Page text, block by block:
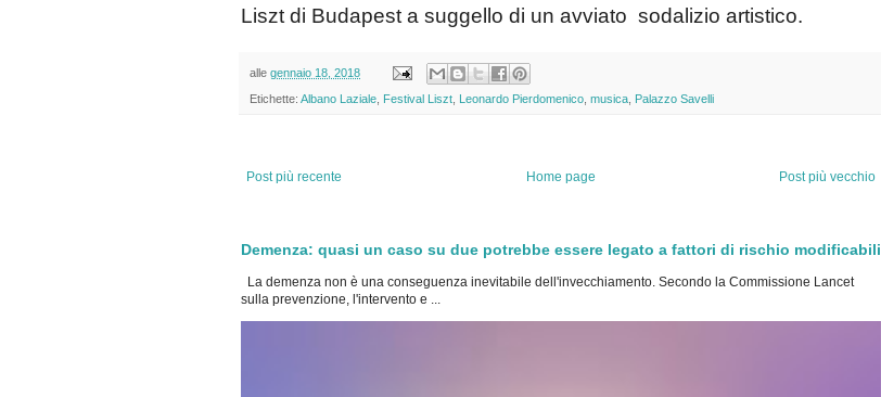
Liszt di Budapest a suggello di un avviato sodalizio artistico.
alle gennaio 18, 2018
Etichette: Albano Laziale Festival Liszt Leonardo Pierdomenico musica Palazzo Savelli
Post più recente Post più vecchio
Home page
Demenza: quasi un caso su due potrebbe essere legato a fattori di rischio modificabili
La demenza non è una conseguenza inevitabile dell'invecchiamento. Secondo la Commissione Lancet
sulla prevenzione, l'intervento e ...